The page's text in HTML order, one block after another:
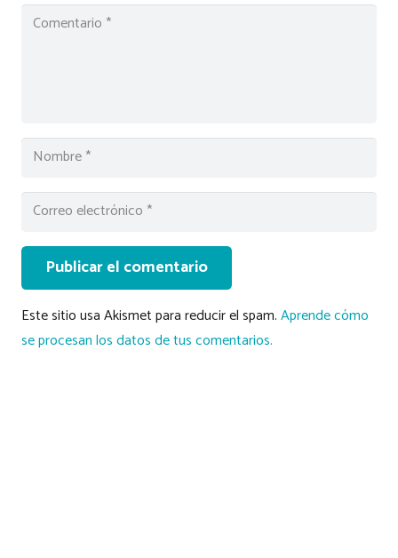
Publicar el comentario
Este sitio usa Akismet para reducir el spam.Aprende cómo
se procesan los datos de tus comentarios.